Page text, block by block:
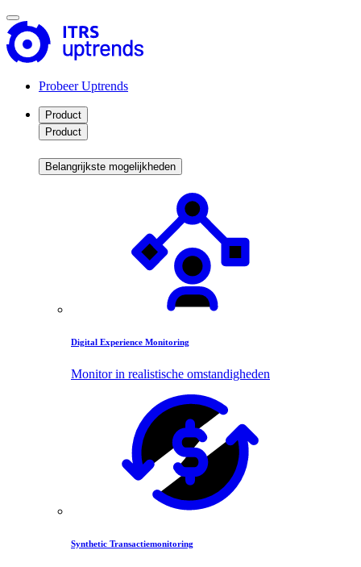
Probeer Uptrends
Product
Product
Belangrijkste mogelijkheden
Digital Experience Monitoring
Monitor in realistische omstandigheden
Synthetic Transactiemonitoring